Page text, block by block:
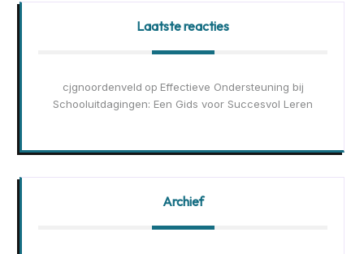
Laatste reacties
cjgnoordenveld op Effectieve Ondersteuning bij
Schooluitdagingen: Een Gids voor Succesvol Leren
Archief